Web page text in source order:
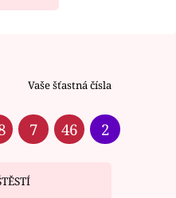
Vaše šťastná čísla
7 46 2